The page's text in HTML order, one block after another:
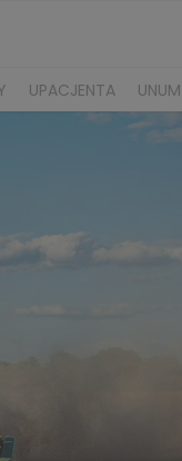
UPACJENTA UNUM